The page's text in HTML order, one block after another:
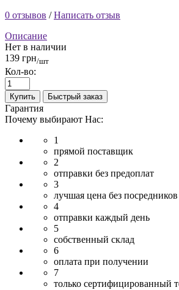
0 отзывов /Написать отзыв
Описание
Нет в наличии
139 грн/шт
Кол-во:
Купить Быстрый заказ
Гарантия
Почему выбирают Нас:
1
прямой поставщик
2
отправки без предоплат
3
лучшая цена без посредников
4
отправки каждый день
5
собственный склад
6
оплата при получении
7
только сертифицированный